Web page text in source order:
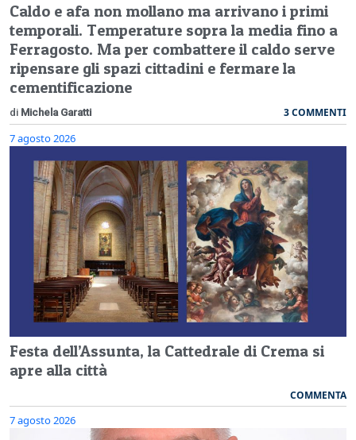
Caldo e afa non mollano ma arrivano i primi
temporali. Temperature sopra la media fino a
Ferragosto. Ma per combattere il caldo serve
ripensare gli spazi cittadini e fermare la
cementificazione
di Michela Garatti 3 COMMENTI
7 agosto 2026
Festa dell’Assunta, la Cattedrale di Crema si
apre alla città
COMMENTA
7 agosto 2026